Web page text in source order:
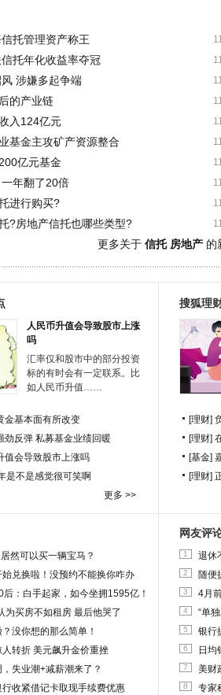
托管理资产称王
托年化收益率夺冠
涉嫌多起争端
的产业链
入124亿元
基金主攻矿产资源整合
亿元基金
年翻了20倍
进行购买?
?房地产信托也哪些类型?
更多关于 信托 房地产的
人民币升值会导致股市上涨
吗
汇率仅和股市中的部分投资
标的有时会有一定联系。比
如人民币升值……
金基本面有所改变
劲反弹 私募基金业绩回暖
值会导致股市上涨吗
是不是感觉很可笑啊
更多 >>
搜狐理
[理财]
[理财]
[基金]
[理财]
然可以买一辆宝马？
兑换啦！没预约不能换你咋办
：白手起家，如今坐拥1595亿！
为买房不如租房 最后他哭了
没你想的那么简单！
转折 美元飙升金价重挫
失业潮+减薪潮来了？
收紧借记卡取现手续费优惠
网友评
1 退休
2 随便
3 4月
4 “单
5 银行
6 日均
7 美财
8 专家